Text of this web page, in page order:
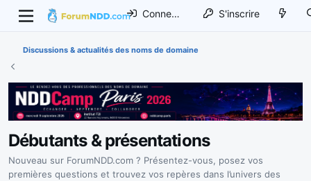
Connexion S'inscrire
Discussions & actualités des noms de domaine
Débutants & présentations
Nouveau sur ForumNDD.com ? Présentez-vous, posez vos
premières questions et trouvez vos repères dans l’univers des